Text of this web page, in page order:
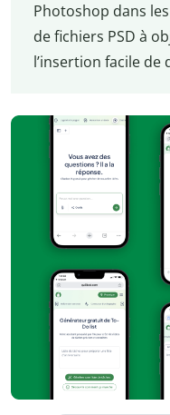
Photoshop dans
de fichiers PSD à
l’insertion facile de